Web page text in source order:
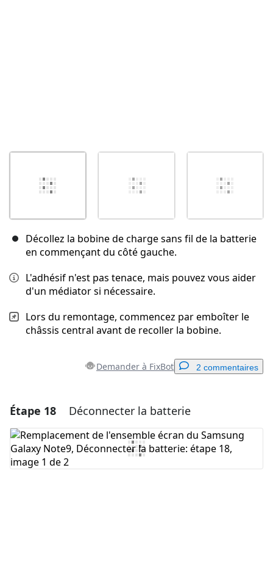
Décollez la bobine de charge sans fil de la batterie
en commençant du côté gauche.
L'adhésif n'est pas tenace, mais pouvez vous aider
d'un médiator si nécessaire.
Lors du remontage, commencez par emboîter le
châssis central avant de recoller la bobine.
Demander à FixBot 2 commentaires
Ajouter un commentaire
Ajouter un commentaire
Étape 18 Déconnecter la batterie